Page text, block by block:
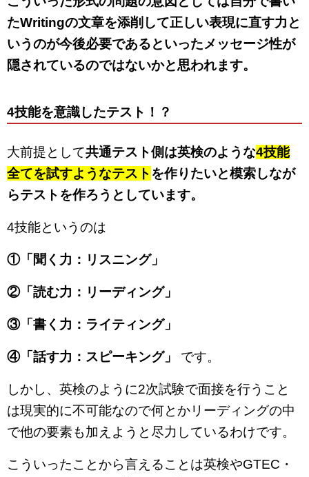
たWritingの文章を添削して正しい表現に直す力と
いうのが今後必要であるといったメッセージ性が
隠されているのではないかと思われます。
4技能を意識したテスト！？
大前提として共通テスト側は英検のような4技能
全てを試すようなテスト を作りたいと模索しなが
らテストを作ろうとしています。
4技能というのは
①「聞く力：リスニング」
②「読む力：リーディング」
③「書く力：ライティング」
④「話す力：スピーキング」 です。
しかし、英検のように2次試験で面接を行うこと
は現実的に不可能なので何とかリーディングの中
で他の要素も加えようと尽力しているわけです。
こういったことから言えることは英検やGTEC・